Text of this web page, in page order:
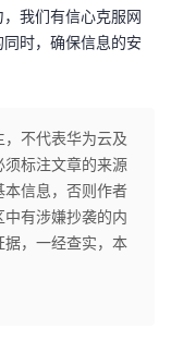
我们有信心克服网
时，确保信息的安
，不代表华为云及
标注文章的来源
本信息，否则作者
有涉嫌抄袭的内
，一经查实，本